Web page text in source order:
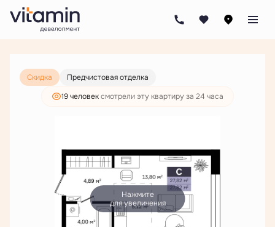
Студия27.81 м 5 303 000 руб.
4 057 000 руб.
Скидка
Предчистовая отделка
19 человексмотрели эту квартиру за 24 часа
Нажмите
для увеличения